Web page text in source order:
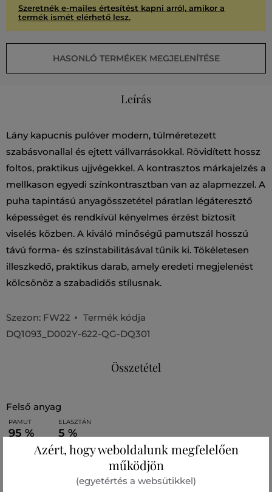
Szeretnék e-mailes értesítést kapni arról, amikor a
termék ismét elérhető lesz.
HASONLÓ TERMÉKEK MEGJELENÍTÉSE
Leírás
Lány kapucnis pulóver modern, túlméretezett
szabásvonallal és ejtett vállvarrásokkal. Rövidített hossz
foltos, praktikus ujjvégekkel. A kontrasztos márkajelzés a
mellkason egyedi színkontrasztban van az alapmezzel. A
puha tapintású anyagösszetétel páratlan légáteresztő
képességet és rendkívül kényelmes érzést biztosít
viselés közben. A kiváló minőségű pamutszál hosszú
távú forma- és színstabilitásával tűnik ki. Tökéletesen
illeszkedő, praktikus darab, amely eredeti megjelenést
kölcsönöz a szabadidős stílusnak.
Szezon: FW22
Termék kódja
DQ1093_D002Y-622-QG-DQ301
Összetétel
felső anyag
PAMUT
95 %
ELASZTÁN
5 %
Ajánlott termékek
Azért, hogy weboldalunk megfelelően
működjön
(egyetértés a websütikkel)